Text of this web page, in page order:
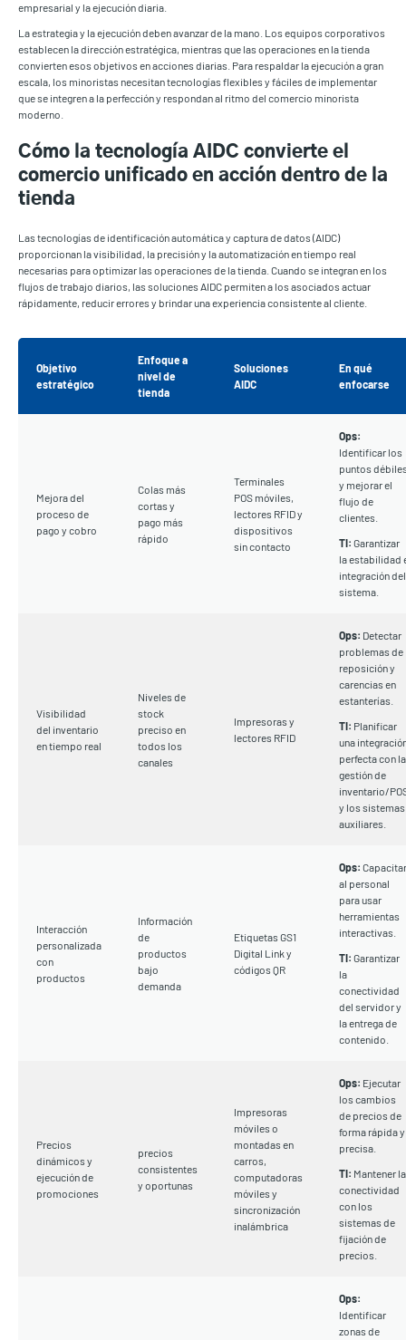
empresarial y la ejecución diaria.
La estrategia y la ejecución deben avanzar de la mano. Los equipos corporativos
establecen la dirección estratégica, mientras que las operaciones en la tienda
convierten esos objetivos en acciones diarias. Para respaldar la ejecución a gran
escala, los minoristas necesitan tecnologías flexibles y fáciles de implementar
que se integren a la perfección y respondan al ritmo del comercio minorista
moderno.
Cómo la tecnología AIDC convierte el
comercio unificado en acción dentro de la
tienda
Las tecnologías de identificación automática y captura de datos (AIDC)
proporcionan la visibilidad, la precisión y la automatización en tiempo real
necesarias para optimizar las operaciones de la tienda. Cuando se integran en los
flujos de trabajo diarios, las soluciones AIDC permiten a los asociados actuar
rápidamente, reducir errores y brindar una experiencia consistente al cliente.
Objetivo
estratégico
Enfoque a
nivel de
tienda
Soluciones
AIDC
En qué
enfocarse
Mejora del
proceso de
pago y cobro
Colas más
cortas y
pago más
rápido
Terminales
POS móviles,
lectores RFID y
dispositivos
sin contacto
Ops:
Identificar los
puntos
y mejorar el
flujo de
clientes.
TI: Garantizar
la estabilidad
integración del
sistema.
Visibilidad
del inventario
en tiempo real
Niveles de
stock
preciso en
todos los
canales
Impresoras y
lectores RFID
Ops: Detectar
problemas de
reposición y
carencias en
estanterías.
TI: Planificar
una
perfecta con la
gestión de
inventario/
y los sistemas
auxiliares.
Interacción
personalizada
con
productos
Información
de
productos
bajo
demanda
Etiquetas GS1
Digital Link y
códigos QR
Ops: Capacitar
al personal
para usar
herramientas
interactivas.
TI: Garantizar
la
conectividad
del servidor y
la entrega de
contenido.
Precios
dinámicos y
ejecución de
promociones
precios
consistentes
y oportunas
Impresoras
móviles o
montadas en
carros,
computadoras
móviles y
sincronización
inalámbrica
Ops: Ejecutar
los cambios
de precios de
forma rápida y
precisa.
TI: Mantener la
conectividad
con los
sistemas de
fijación de
precios.
Ops:
Identificar
zonas de